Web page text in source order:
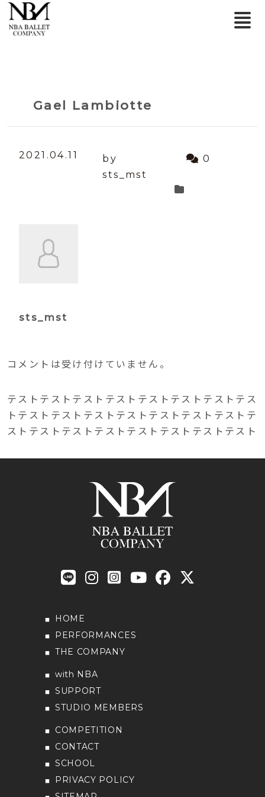
Gael Lambiotte
2021.04.11
by
sts_mst
0
sts_mst
コメントは受け付けていません。
テストテストテストテストテストテストテストテス
トテストテストテストテストテストテストテストテ
ストテストテストテストテストテストテストテスト
HOME
PERFORMANCES
THE COMPANY
with NBA
SUPPORT
STUDIO MEMBERS
COMPETITION
CONTACT
SCHOOL
PRIVACY POLICY